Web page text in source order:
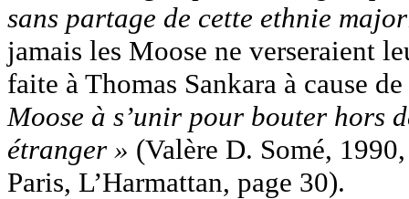
sans partage de cette ethnie
jamais les Moose ne verseraient
faite à Thomas Sankara à cause
Moose à s’unir pour bouter hors
étranger » (Valère D. Somé,
Paris, L’Harmattan, page 30).